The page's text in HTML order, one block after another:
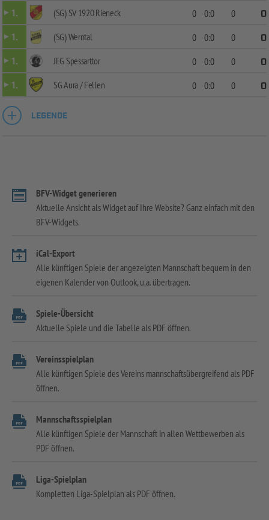
1.
(SG) SV 1920 Rieneck 0 0:0 0
0
1.
(SG) Werntal 0 0:0 0
0
1.
JFG Spessarttor 0 0:0 0
0
1.
SG Aura / Fellen 0 0:0 0 0
LEGENDE
BFV-Widget generieren
Aktuelle Ansicht als Widget auf Ihre Website? Ganz einfach mit den
BFV-Widgets.
iCal-Export
Alle künftigen Spiele der angezeigten Mannschaft bequem in den
eigenen Kalender von Outlook, u.a. übertragen.
Spiele-Übersicht
Aktuelle Spiele und die Tabelle als PDF öffnen.
Vereinsspielplan
Alle künftigen Spiele des Vereins mannschaftsübergreifend als PDF
öffnen.
Mannschaftsspielplan
Alle künftigen Spiele der Mannschaft in allen Wettbewerben als
PDF öffnen.
Liga-Spielplan
Kompletten Liga-Spielplan als PDF öffnen.